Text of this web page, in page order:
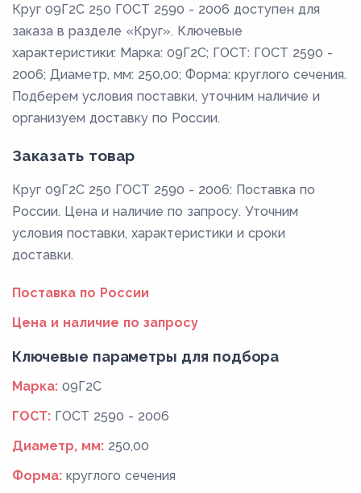
Круг 09Г2С 250 ГОСТ 2590 - 2006 доступен для
заказа в разделе «Круг». Ключевые
характеристики: Марка: 09Г2С; ГОСТ: ГОСТ 2590 -
2006; Диаметр, мм: 250,00; Форма: круглого сечения.
Подберем условия поставки, уточним наличие и
организуем доставку по России.
Заказать товар
Круг 09Г2С 250 ГОСТ 2590 - 2006: Поставка по
России. Цена и наличие по запросу. Уточним
условия поставки, характеристики и сроки
доставки.
Поставка по России
Цена и наличие по запросу
Ключевые параметры для подбора
Марка: 09Г2С
ГОСТ: ГОСТ 2590 - 2006
Диаметр, мм: 250,00
Форма: круглого сечения